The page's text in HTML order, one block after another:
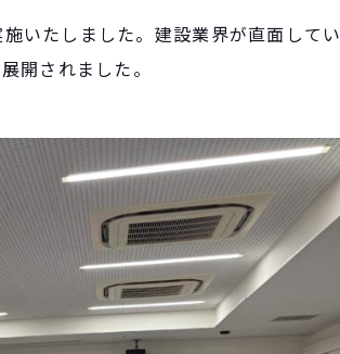
いたしました。建設業界が直面してい
開されました。